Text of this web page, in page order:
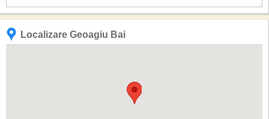
Localizare Geoagiu Bai